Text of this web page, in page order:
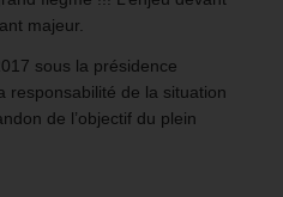
majeur.
sous la présidence
responsabilité de la situation
de l’objectif du plein